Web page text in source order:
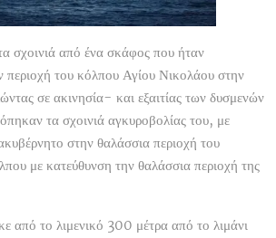
σχοινιά από ένα σκάφος που ήταν
περιοχή του κόλπου Αγίου Νικολάου στην
σε ακινησία- και εξαιτίας των δυσμενών
τα σχοινιά αγκυροβολίας του, με
στην θαλάσσια περιοχή του
με κατεύθυνση την θαλάσσια περιοχή της
από το λιμενικό 300 μέτρα από το λιμάνι